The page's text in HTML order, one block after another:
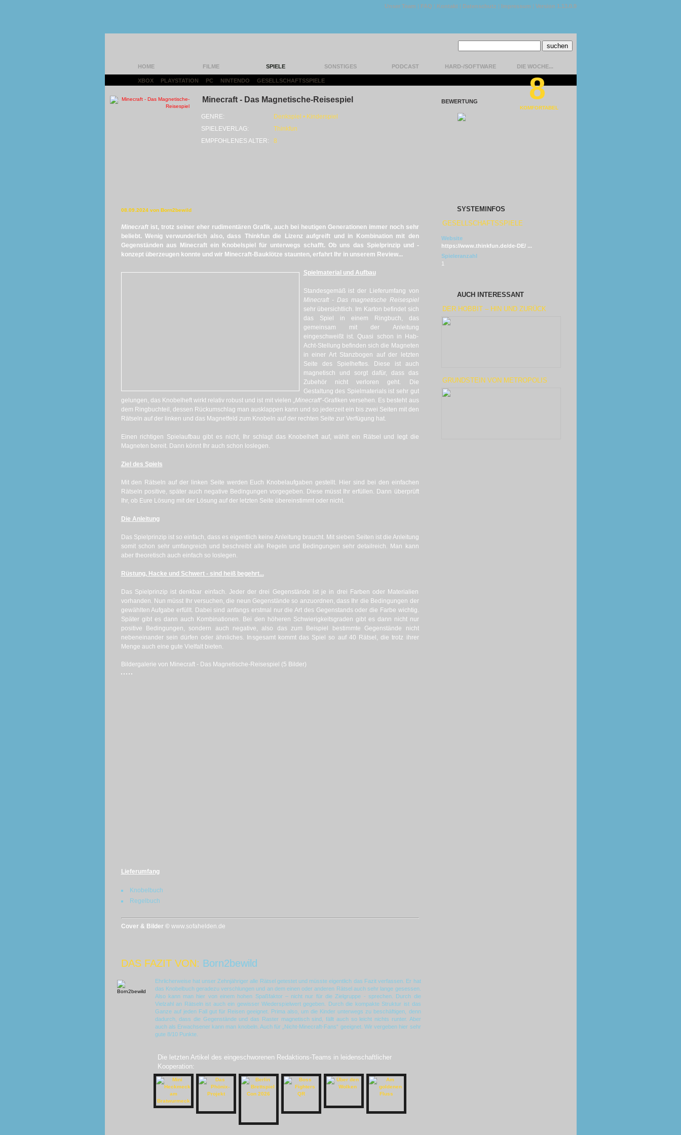
Unser Team | FAQ | Kontakt | Datenschutz | Impressum | Version 1.13.0.9
HOME FILME SPIELE SONSTIGES PODCAST HARD-/SOFTWARE DIE WOCHE...
XBOX PLAYSTATION PC NINTENDO GESELLSCHAFTSSPIELE
Minecraft - Das Magnetische-Reisespiel
GENRE:
Denkspiel • Kinderspiel
SPIELEVERLAG:
Thinkfun
EMPFOHLENES ALTER:
8
BEWERTUNG 8
KOMFORTABEL
08.09.2024 von Born2bewild
Minecraftist, trotz seiner eher rudimentären Grafik, auch bei heutigen Generationen immer noch sehr
beliebt. Wenig verwunderlich also, dass Thinkfun die Lizenz aufgreift und in Kombination mit den
Gegenständen aus Minecraft ein Knobelspiel für unterwegs schafft. Ob uns das Spielprinzip und -
konzept überzeugen konnte und wir Minecraft-Bauklötze staunten, erfahrt Ihr in unserem Review...
Spielmaterial und Aufbau
Standesgemäß ist der Lieferumfang von
Minecraft - Das magnetische Reisespiel
sehr übersichtlich. Im Karton befindet sich
das Spiel in einem Ringbuch, das
gemeinsam mit der Anleitung
eingeschweißt ist. Quasi schon in Hab-
Acht-Stellung befinden sich die Magneten
in einer Art Stanzbogen auf der letzten
Seite des Spielheftes. Diese ist auch
magnetisch und sorgt dafür, dass das
Zubehör nicht verloren geht. Die
Gestaltung des Spielmaterials ist sehr gut
gelungen, das Knobelheft wirkt relativ robust und ist mit vielen „Minecraft“-Grafiken versehen. Es besteht aus
dem Ringbuchteil, dessen Rückumschlag man ausklappen kann und so jederzeit ein bis zwei Seiten mit den
Rätseln auf der linken und das Magnetfeld zum Knobeln auf der rechten Seite zur Verfügung hat.
Einen richtigen Spielaufbau gibt es nicht, Ihr schlagt das Knobelheft auf, wählt ein Rätsel und legt die
Magneten bereit. Dann könnt Ihr auch schon loslegen.
Ziel des Spiels
Mit den Rätseln auf der linken Seite werden Euch Knobelaufgaben gestellt. Hier sind bei den einfachen
Rätseln positive, später auch negative Bedingungen vorgegeben. Diese müsst Ihr erfüllen. Dann überprüft
Ihr, ob Eure Lösung mit der Lösung auf der letzten Seite übereinstimmt oder nicht.
Die Anleitung
Das Spielprinzip ist so einfach, dass es eigentlich keine Anleitung braucht. Mit sieben Seiten ist die Anleitung
somit schon sehr umfangreich und beschreibt alle Regeln und Bedingungen sehr detailreich. Man kann
aber theoretisch auch einfach so loslegen.
Rüstung, Hacke und Schwert - sind heiß begehrt...
Das Spielprinzip ist denkbar einfach. Jeder der drei Gegenstände ist je in drei Farben oder Materialien
vorhanden. Nun müsst Ihr versuchen, die neun Gegenstände so anzuordnen, dass Ihr die Bedingungen der
gewählten Aufgabe erfüllt. Dabei sind anfangs erstmal nur die Art des Gegenstands oder die Farbe wichtig.
Später gibt es dann auch Kombinationen. Bei den höheren Schwierigkeitsgraden gibt es dann nicht nur
positive Bedingungen, sondern auch negative, also das zum Beispiel bestimmte Gegenstände nicht
nebeneinander sein dürfen oder ähnliches. Insgesamt kommt das Spiel so auf 40 Rätsel, die trotz ihrer
Menge auch eine gute Vielfalt bieten.
Bildergalerie von Minecraft - Das Magnetische-Reisespiel (5 Bilder)
Lieferumfang
Knobelbuch
Regelbuch
Cover & Bilder © www.sofahelden.de
DAS FAZIT VON: Born2bewild
Ehrlicherweise hat unser Zehnjähriger alle Rätsel getestet und müsste eigentlich das Fazit verfassen. Er hat
das Knobelbuch geradezu verschlungen und an dem einen oder anderen Rätsel auch sehr lange gesessen.
Also kann man hier von einem hohen Spaßfaktor – nicht nur für die Zielgruppe - sprechen. Durch die
Vielzahl an Rätseln ist auch ein gewisser Wiederspielwert gegeben. Durch die kompakte Struktur ist das
Ganze auf jeden Fall gut für Reisen geeignet. Prima also, um die Kinder unterwegs zu beschäftigen, denn
dadurch, dass die Gegenstände und das Raster magnetisch sind, fällt auch so leicht nichts runter. Aber
auch als Erwachsener kann man knobeln. Auch für „Nicht-Minecraft-Fans“ geeignet. Wir vergeben hier sehr
gute 8/10 Punkte.
Die letzten Artikel des eingeschworenen Redaktions-Teams in leidenschaftlicher
Kooperation:
SYSTEMINFOS
GESELLSCHAFTSSPIELE
Website
https://www.thinkfun.de/de-DE/ ...
Spieleranzahl
1
AUCH INTERESSANT
DER HOBBIT – HIN UND ZURÜCK
GRUNDSTEIN VON METROPOLIS